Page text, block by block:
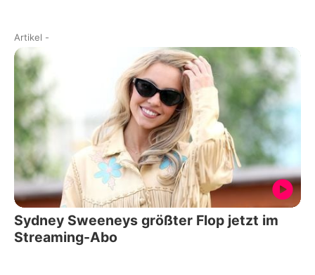
Artikel -
Sydney Sweeneys größter Flop jetzt im
Streaming-Abo